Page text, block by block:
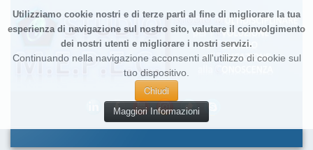
Utilizziamo cookie nostri e di terze parti al fine di migliorare la tua
esperienza di navigazione sul nostro sito, valutare il coinvolgimento
dei nostri utenti e migliorare i nostri servizi.
Continuando nella navigazione acconsenti all'utilizzo di cookie sul
tuo dispositivo.
Chiudi
Maggiori Informazioni